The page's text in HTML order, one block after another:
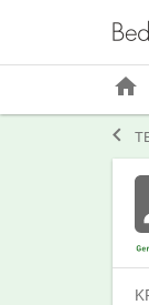

home